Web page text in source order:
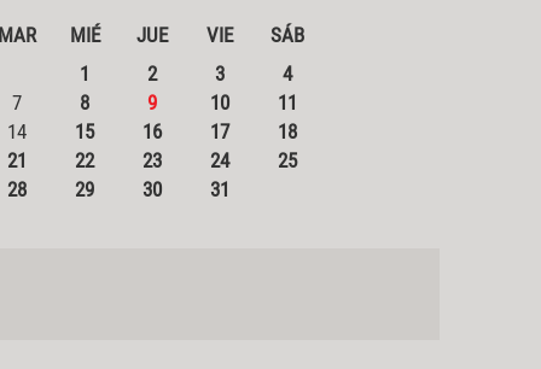
MIÉ JUE VIE
SÁB
1
2 3
4
7
8 9 10
11
14
15 16 17
18
21
22 23 24
25
28
29 30 31